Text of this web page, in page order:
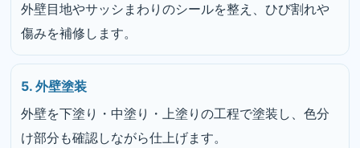
外壁目地やサッシまわりのシールを整え、ひび割れや
傷みを補修します。
5. 外壁塗装
外壁を下塗り・中塗り・上塗りの工程で塗装し、色分
け部分も確認しながら仕上げます。